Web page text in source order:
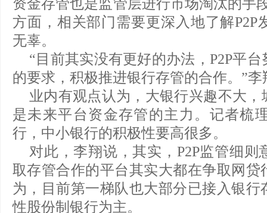
资金存管也是监管层进行市场淘汰的手
方面，相关部门需要更深入地了解P2P
无辜。
“目前其实没有更好的办法，P2P平
的要求，积极推进银行存管的合作。”李
业内有观点认为，大银行兴趣不大
是未来平台资金存管的主力。记者梳
行，中小银行的积极性要高很多。
对此，李翔说，其实，P2P监管细
取存管合作的平台其实大都在争取网贷
为，目前第一梯队也大部分已接入银
性股份制银行为主。